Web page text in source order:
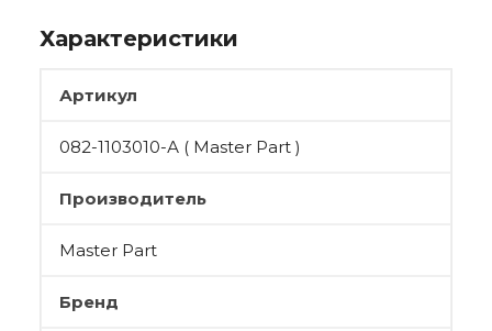
Характеристики
Артикул
082-1103010-А ( Master Part )
Производитель
Master Part
Бренд